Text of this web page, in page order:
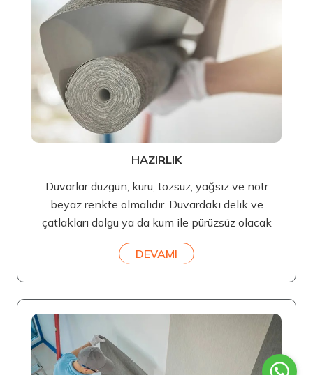
HAZIRLIK
Duvarlar düzgün, kuru, tozsuz, yağsız ve nötr
beyaz renkte olmalıdır. Duvardaki delik ve
çatlakları dolgu ya da kum ile pürüzsüz olacak
DEVAMI